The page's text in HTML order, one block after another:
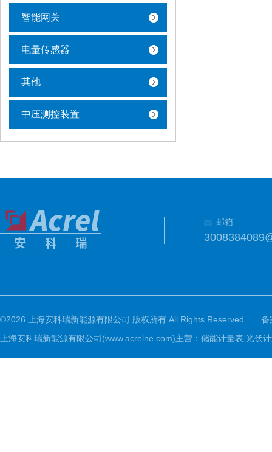
智能网关
电量传感器
其他
中压测控装置
邮箱
©2026 上海安科瑞新能源有限公司 版权所有 All Rights Reserved.
备
上海安科瑞新能源有限公司(www.acrelne.com)主营：储能计量表,光伏